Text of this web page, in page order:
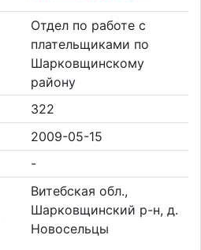
Отдел по работе с
плательщиками по
Шарковщинскому
району
322
2009-05-15
-
Витебская обл.,
Шарковщинский р-н, д.
Новосельцы